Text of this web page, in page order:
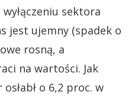
sektora
jest ujemny (spadek o
rosną, a
na wartości. Jak
o 6,2 proc. w